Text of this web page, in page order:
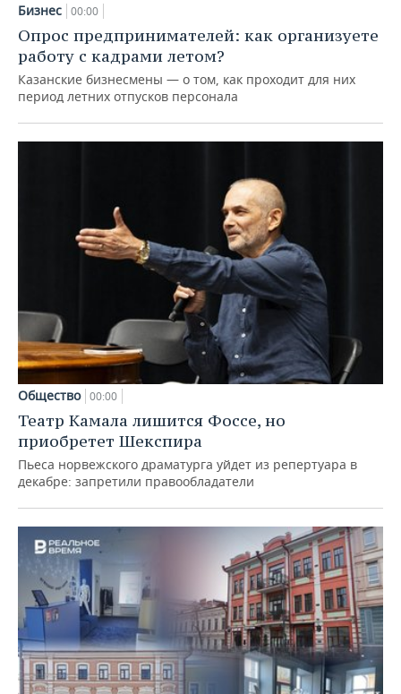
Бизнес 00:00
Опрос предпринимателей: как организуете
работу с кадрами летом?
Казанские бизнесмены — о том, как проходит для них
период летних отпусков персонала
Общество 00:00
Театр Камала лишится Фоссе, но
приобретет Шекспира
Пьеса норвежского драматурга уйдет из репертуара в
декабре: запретили правообладатели